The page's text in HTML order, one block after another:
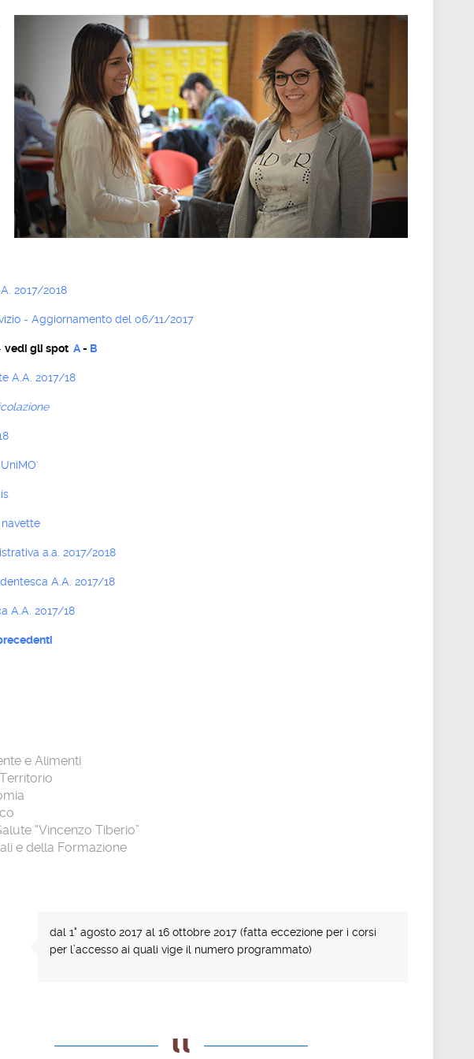
2017/2018
- Aggiornamento del 06/11/2017
vedi gli spot A- B
A.A. 2017/18
a.a. 2017/2018
A.A. 2017/18
A.A. 2017/18
e Alimenti
“Vincenzo Tiberio”
e della Formazione
dal 1° agosto 2017 al 16 ottobre 2017 (fatta eccezione per i corsi
per l’accesso ai quali vige il numero programmato)